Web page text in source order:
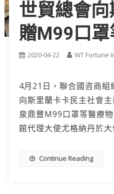
世貿總會
贈M99口
2020-04-22 WT Fortune
4月21日，聯合國咨商
向斯里蘭卡卡民主社會
泉鼎豐M99口罩等醫療
館代理大使尤格納丹於大
Continue Reading